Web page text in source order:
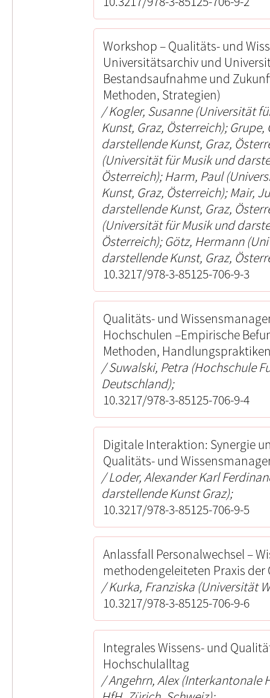
Workshop – Qualitäts- und
Universitätsarchiv und
Bestandsaufnahme und
Methoden, Strategien)
Kogler, Susanne (Universität
Kunst, Graz, Österreich);
darstellende Kunst, Graz,
(Universität für Musik und
Österreich); Harm, Paul
Kunst, Graz, Österreich); Mair,
darstellende Kunst, Graz,
(Universität für Musik und
Österreich); Götz, Hermann
darstellende Kunst, Graz,
10.3217/978-3-85125-706-9-3
Qualitäts- und
Hochschulen –Empirische
Methoden,
Suwalski, Petra (Hochschule
Deutschland);
10.3217/978-3-85125-706-9-4
Digitale Interaktion: Synergie
Qualitäts- und
Loder, Alexander Karl
darstellende Kunst Graz);
10.3217/978-3-85125-706-9-5
Anlassfall Personalwechsel –
methodengeleiteten Praxis
Kurka, Franziska (Universität
10.3217/978-3-85125-706-9-6
Integrales Wissens- und
Hochschulalltag
Angehrn, Alex